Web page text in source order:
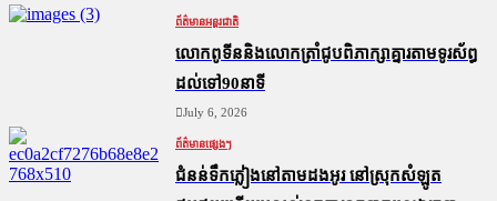
ព័ត៌មានអន្តរជាតិ
លោកពូទីននិងលោកត្រាំជូបពិភាក្សាគ្នារតាមទូរស័ព្ធ
ដល់ទៅ90នាទី
July 6, 2026
ព័ត៌មានផ្សេងៗ
ជំនន់​ទឹកភ្លៀង​នៅ​តាម​ដងអូរ​ នៅ​ស្រុក​សំឡូត​